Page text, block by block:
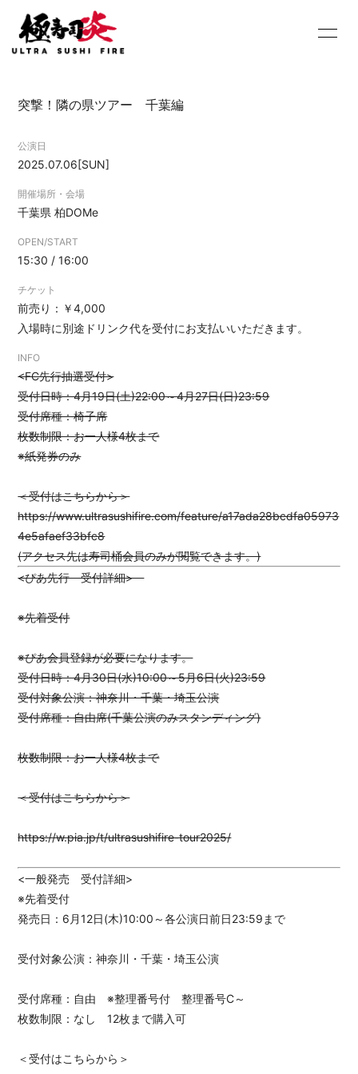
SCHEDULE PROFILE
DISCOGRAPHY
SHOP
Contact
会員登録
突撃！隣の県ツアー 千葉編
公演日
2025.07.06[SUN]
開催場所・会場
千葉県柏DOMe
OPEN/START
15:30 / 16:00
チケット
前売り：￥4,000
入場時に別途ドリンク代を受付にお支払いいただきます。
INFO
<FC先行抽選受付>
受付日時：4月19日(土)22:00～4月27日(日)23:59
受付席種：椅子席
枚数制限：お一人様4枚まで
※紙発券のみ
＜受付はこちらから＞
https://www.ultrasushifire.com/feature/a17ada28bcdfa05973
4e5afaef33bfc8
(アクセス先は寿司桶会員のみが閲覧できます。)
<ぴあ先行 受付詳細>
※先着受付
※ぴあ会員登録が必要になります。
受付日時：4月30日(水)10:00～5月6日(火)23:59
受付対象公演：神奈川・千葉・埼玉公演
受付席種：自由席(千葉公演のみスタンディング)
枚数制限：お一人様4枚まで
＜受付はこちらから＞
https://w.pia.jp/t/ultrasushifire-tour2025/
<一般発売 受付詳細>
※先着受付
発売日：6月12日(木)10:00～各公演日前日23:59まで
受付対象公演：神奈川・千葉・埼玉公演
受付席種：自由 ※整理番号付 整理番号C～
枚数制限：なし 12枚まで購入可
＜受付はこちらから＞